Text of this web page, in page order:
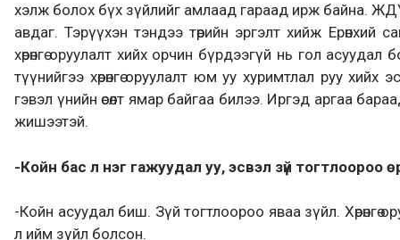
хэлж болох бүх зүйлийг амлаад гараад ирж байна.
авдаг. Тэрүүхэн тэндээ төрийн эргэлт хийж
хөрөнгө оруулалт хийх орчин бүрдээгүй нь гол асуудал
түүнийгээ хөрөнгө оруулалт юм уу хуримтлал руу хийх
гэвэл үнийн өсөлт ямар байгаа билээ. Иргэд аргаа
жишээтэй.
-Койн бас л нэг гажуудал уу, эсвэл зүй тогтлоороо
-Койн асуудал биш. Зүй тогтлоороо яваа зүйл. Хөрөнгө
л ийм зүйл болсон.